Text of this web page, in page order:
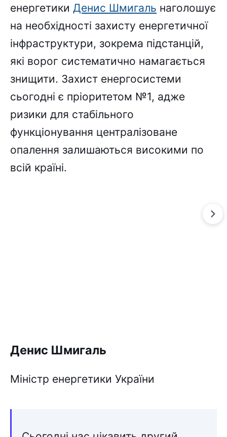
енергетики Денис Шмигаль наголошує
на необхідності захисту енергетичної
інфраструктури, зокрема підстанцій,
які ворог систематично намагається
знищити. Захист енергосистеми
сьогодні є пріоритетом №1, адже
ризики для стабільного
функціонування централізоване
опалення залишаються високими по
всій країні.
Денис Шмигаль
Міністр енергетики України